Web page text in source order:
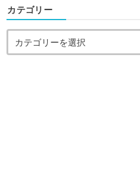
カテゴリー